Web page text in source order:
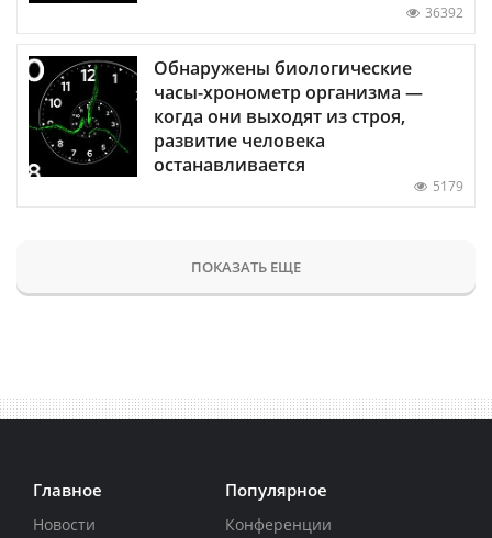
36392
Обнаружены биологические
часы-хронометр организма —
когда они выходят из строя,
развитие человека
останавливается
5179
ПОКАЗАТЬ ЕЩЕ
Главное
Новости
Популярное
Конференции